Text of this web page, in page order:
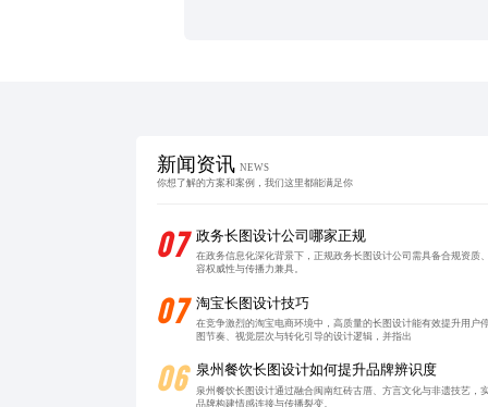
新闻资讯 NEWS
你想了解的方案和案例，我们这里都能满足你
07 政务长图设计公司哪家正规
在政务信息化深化背景下，正规政务长图设计公司需具备合规资
容权威性与传播力兼具。
07 淘宝长图设计技巧
在竞争激烈的淘宝电商环境中，高质量的长图设计能有效提升用
图节奏、视觉层次与转化引导的设计逻辑，并指出
06 泉州餐饮长图设计如何提升品牌辨识度
泉州餐饮长图设计通过融合闽南红砖古厝、方言文化与非遗技艺
品牌构建情感连接与传播裂变。